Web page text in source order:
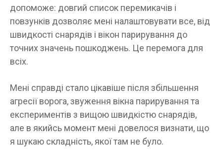
допоможе: довгий список перемикачів і
повзунків дозволяє мені налаштовувати все, від
швидкості снарядів і вікон парирування до
точних значень пошкоджень. Це перемога для
всіх.
Мені справді стало цікавіше після збільшення
агресії ворога, звуження вікна парирування та
експериментів з вищою швидкістю снарядів,
але в якийсь момент мені довелося визнати, що
я шукаю складність, якої там не було.